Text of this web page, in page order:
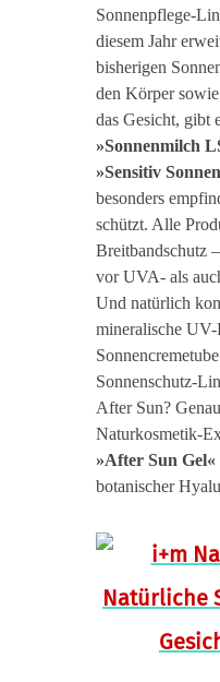
Sonnenpflege-
diesem Jahr
bisherigen
den Körper
das Gesicht, gibt
»Sonnenmilch
»Sensitiv
besonders
schützt. Alle
Breitbandschutz
vor UVA- als
Und natürlich
mineralische
Sonnenschutz-
After Sun?
Naturkosmetik-
»After Sun Gel«
botanischer